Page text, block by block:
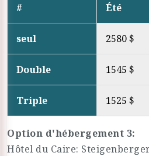
#
Été
seul 2580 $
Double 1545 $
Triple 1525 $
Option d'hébergement 3:
Hôtel du Caire: